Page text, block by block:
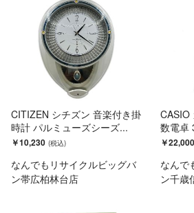
CITIZEN シチズン 音楽付き掛
時計 パルミューズシーズ...
￥10,230
なんでもリサイクルビッグバ
ン帯広柏林台店
CASIO
数電卓
￥22,000
なんで
ン千歳